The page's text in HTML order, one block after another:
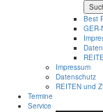
Best
GER-
Impressum
Datenschutz
REITEN und
Termine
Service